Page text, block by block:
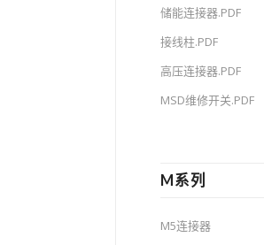
储能连接器.PDF
接线柱.PDF
高压连接器.PDF
MSD维修开关.PDF
M系列
M5连接器